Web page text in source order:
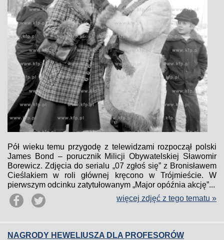
Pół wieku temu przygodę z telewidzami rozpoczął polski
James Bond – porucznik Milicji Obywatelskiej Sławomir
Borewicz. Zdjęcia do serialu „07 zgłoś się” z Bronisławem
Cieślakiem w roli głównej kręcono w Trójmieście. W
pierwszym odcinku zatytułowanym „Major opóźnia akcję”...
więcej zdjęć z tego tematu »
NAGRODY HEWELIUSZA DLA PROFESORÓW